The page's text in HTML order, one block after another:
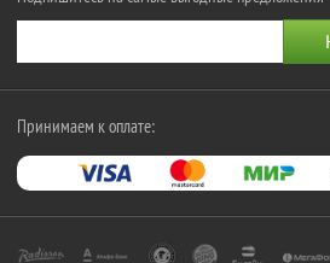
Принимаем к оплате: